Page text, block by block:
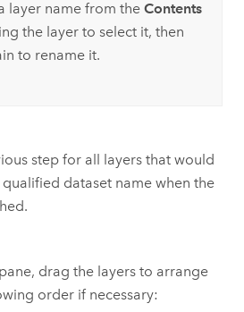
layer name from the Contents
the layer to select it, then
to rename it.
step for all layers that would
dataset name when the
drag the layers to arrange
order if necessary: